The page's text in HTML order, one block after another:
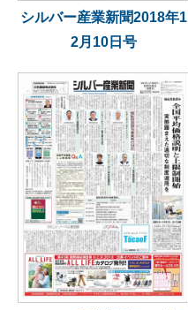
シルバー産業新聞2018年1
2月10日号